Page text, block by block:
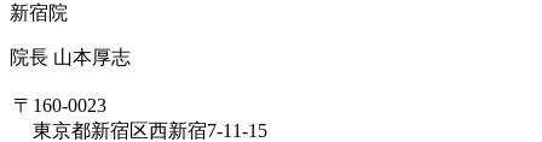
新宿院
院長 山本厚志
〒160-0023
東京都新宿区西新宿7-11-15